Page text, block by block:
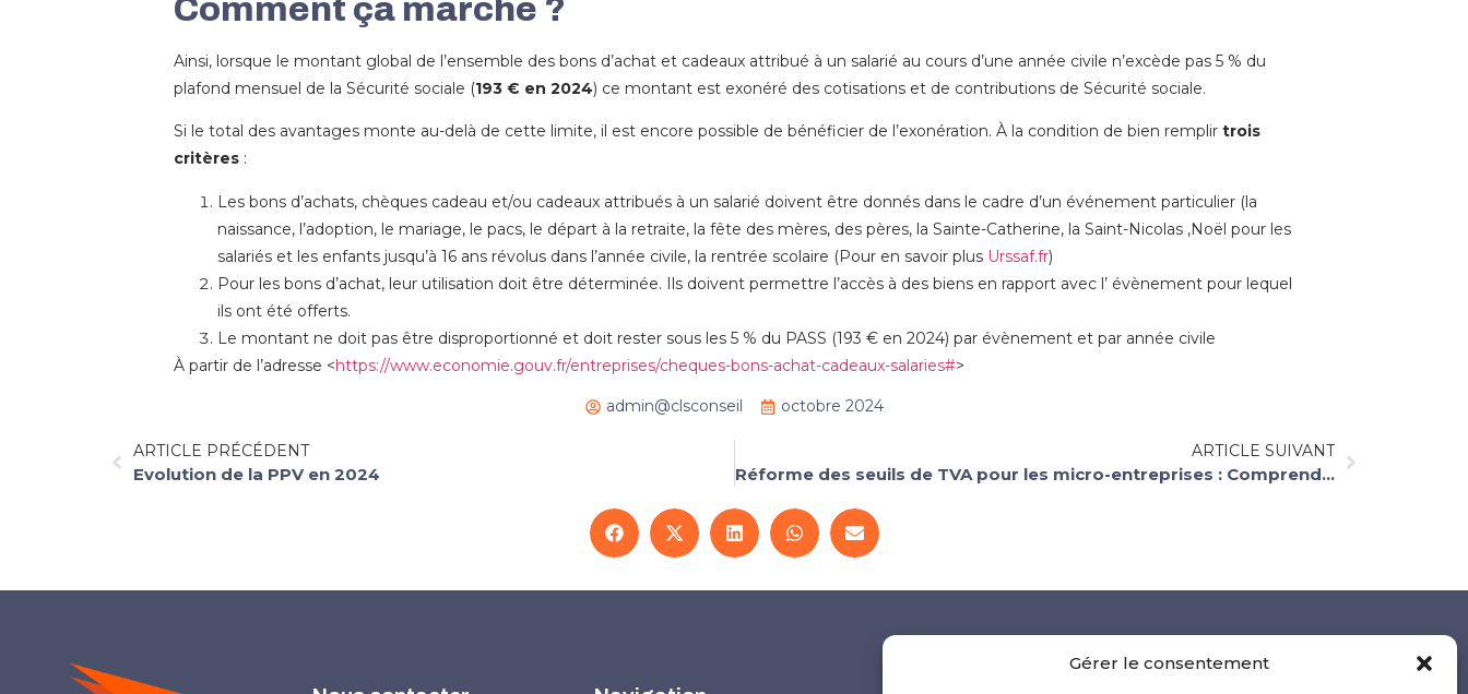
Gérer le consentement
Comment ça marche ?
Ainsi, lorsque le montant global de l’ensemble des bons d’achat et cadeaux attribué à un salarié au cours d’une année civile n’excède pas 5 % du
plafond mensuel de la Sécurité sociale (193 € en 2024) ce montant est exonéré des cotisations et de contributions de Sécurité sociale.
Si le total des avantages monte au-delà de cette limite, il est encore possible de bénéficier de l’exonération. À la condition de bien remplir trois
critères :
Les bons d’achats, chèques cadeau et/ou cadeaux attribués à un salarié doivent être donnés dans le cadre d’un événement particulier (la
naissance, l’adoption, le mariage, le pacs, le départ à la retraite, la fête des mères, des pères, la Sainte-Catherine, la Saint-Nicolas ,Noël pour les
salariés et les enfants jusqu’à 16 ans révolus dans l’année civile, la rentrée scolaire (Pour en savoir plus Urssaf.fr)
Pour les bons d’achat, leur utilisation doit être déterminée. Ils doivent permettre l’accès à des biens en rapport avec l’ évènement pour lequel
ils ont été offerts.
Le montant ne doit pas être disproportionné et doit rester sous les 5 % du PASS (193 € en 2024) par évènement et par année civile
À partir de l’adresse <https://www.economie.gouv.fr/entreprises/cheques-bons-achat-cadeaux-salaries#>
admin@clsconseil octobre 2024
ARTICLE PRÉCÉDENT
Evolution de la PPV en 2024
ARTICLE SUIVANT
Réforme des seuils de TVA pour les micro-entreprises : Comprendre les enjeux et les reports